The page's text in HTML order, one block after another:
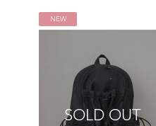
NEW
SOLD OUT